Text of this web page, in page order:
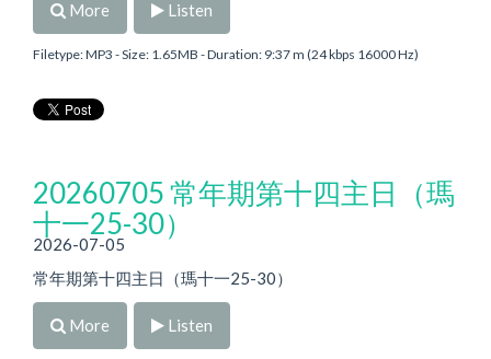
More Listen
Filetype: MP3 - Size: 1.65MB - Duration: 9:37 m (24 kbps 16000 Hz)
20260705 常年期第十四主日（瑪
十一25-30）
2026-07-05
常年期第十四主日（瑪十一25-30）
More Listen